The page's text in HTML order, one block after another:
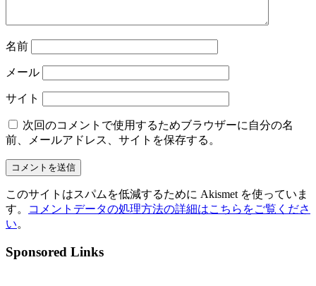
名前
メール
サイト
次回のコメントで使用するためブラウザーに自分の名
前、メールアドレス、サイトを保存する。
このサイトはスパムを低減するために Akismet を使っていま
す。
コメントデータの処理方法の詳細はこちらをご覧くださ
い。
Sponsored Links